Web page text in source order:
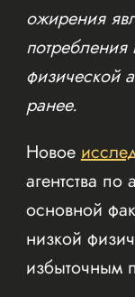
ожирения
физической
ранее.
Новое
агентства
основной
низкой
избыточным